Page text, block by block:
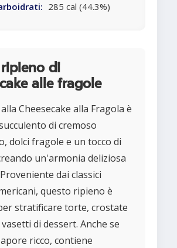
285 cal (44.3%)
di
alle fragole
Cheesecake alla Fragola è
di cremoso
dolci fragole e un tocco di
un'armonia deliziosa
dai classici
questo ripieno è
stratificare torte, crostate
di dessert. Anche se
ricco, contiene